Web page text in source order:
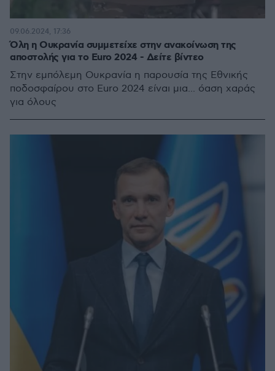
Όλη η Ουκρανία συμμετείχε στην ανακοίνωση της
αποστολής για το Euro 2024 - Δείτε βίντεο
Στην εμπόλεμη Ουκρανία η παρουσία της Εθνικής
ποδοσφαίρου στο Euro 2024 είναι μια... όαση χαράς
για όλους
09.06.2024, 17:36